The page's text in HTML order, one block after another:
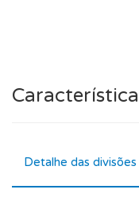
Detalhe das divisões